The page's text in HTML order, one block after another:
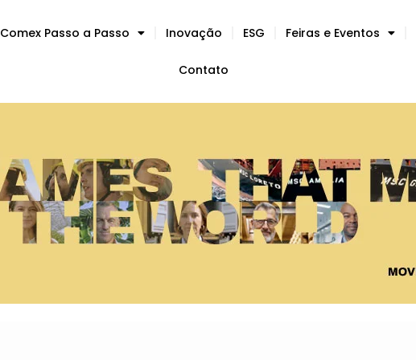
Comex Passo a Passo Inovação ESG Feiras e Eventos
Contato